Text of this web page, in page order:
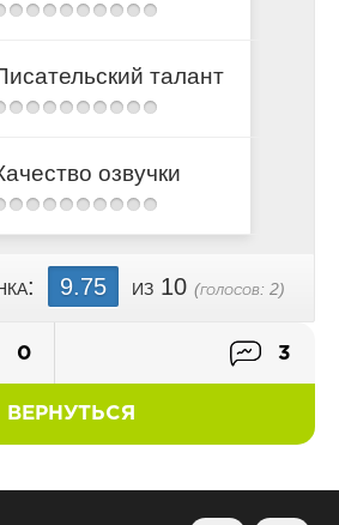
талант
озвучки
9.75 из 10 (голосов: 2)
ВЕРНУТЬСЯ
0 3